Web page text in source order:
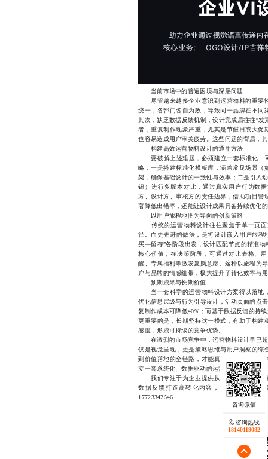
当前市场中的普遍困境与深层问题
尽管越来越多企业意识到运营物料的重要
统一，各部门各自为政，导致同一品牌在不
其次，缺乏数据反馈机制，设计完成后往往“
者，重复制作现象严重，尤其是节假日或大
也容易造成用户审美疲劳。这些问题的背后，
构建高效运营物料设计的通用方法
要破解上述难题，必须建立一套标准化、
略：一是搭建标准化模板库，涵盖常见场景
架，确保基础设计的一致性与效率；二是引入
钮）进行多版本对比，通过真实用户行为数
方、设计方、审核方的责任边界，借助项目
著降低出错率，还能让设计成果具备持续优化
以用户旅程地图为导向的创新策略
传统的运营物料设计往往聚焦于单一页面
径。而更先进的做法，是将设计嵌入用户旅
买—留存”各阶段出发，设计匹配节点的精准
核心价值；在决策阶段，可通过对比表格、
醒、专属福利等激发复购意愿。这种以旅程为
户与品牌的情感纽带，极大提升了转化效率与
预期成果与长期价值
当一套科学的运营物料设计方案得以落地
优化信息层级与行为引导设计，活动页面的点
复制作成本可降低40%；而基于数据反馈的持
更重要的是，长期坚持这一模式，有助于构
感度，形成可持续的竞争优势。
在激烈的市场竞争中，运营物料设计早已超
仅是视觉呈现，更是策略思维与用户洞察的
到价值落地的全链路，才能真正释放其潜能
立一套系统化、数据驱动的运营物料设计体系
我们专注于为企业提供从策略规划到视觉
数据反馈打造高转化内容，助力品牌实现
17723342546
咨询热线
18140119082